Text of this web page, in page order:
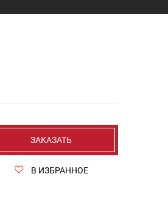
ЗАКАЗАТЬ
В ИЗБРАННОЕ